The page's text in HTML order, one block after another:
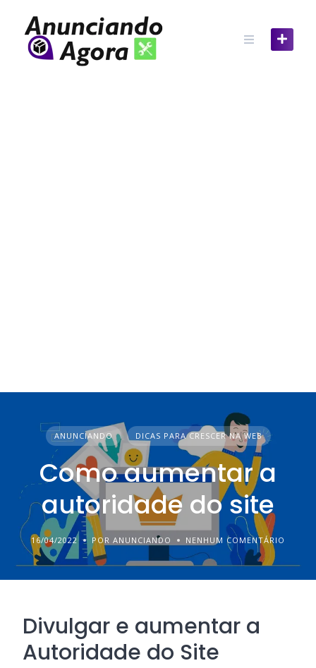
ANUNCIANDO DICAS PARA CRESCER NA WEB
Como aumentar a
autoridade do site
16/04/2022 POR ANUNCIANDO NENHUM COMENTÁRIO
Divulgar e aumentar a
Autoridade do Site